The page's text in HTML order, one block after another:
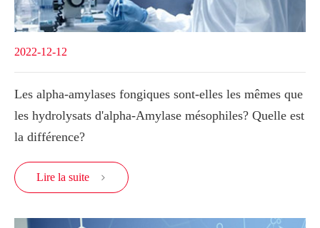
2022-12-12
Les alpha-amylases fongiques sont-elles les mêmes que
les hydrolysats d'alpha-Amylase mésophiles? Quelle est
la différence?
Lire la suite 